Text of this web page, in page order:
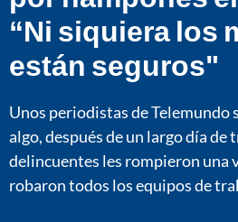
“Ni siquiera los
están seguros"
Unos periodistas de Telemundo
algo, después de un largo día de
delincuentes les rompieron una
robaron todos los equipos de